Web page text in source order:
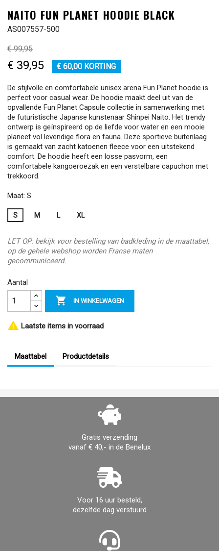
NAITO FUN PLANET HOODIE BLACK
AS007557-500
€ 99,95
€ 39,95 € 60,00 KORTING
De stijlvolle en comfortabele unisex arena Fun Planet hoodie is
perfect voor casual wear. De hoodie maakt deel uit van de
opvallende Fun Planet Capsule collectie in samenwerking met
de futuristische Japanse kunstenaar Shinpei Naito. Het trendy
ontwerp is geïnspireerd op de liefde voor water en een mooie
planeet vol levendige flora en fauna. Deze sportieve buitenlaag
is gemaakt van zacht katoenen fleece voor een uitstekend
comfort. De hoodie heeft een losse pasvorm, een
comfortabele kangoeroezak en een verstelbare capuchon met
trekkoord.
Maat: S
S M L XL
LET OP: bekijk voor bestelling van badkleding in de maattabel,
op de gehele webshop worden Franse maten
gecommuniceerd.
Aantal
 IN WINKELWAGEN
 Laatste items in voorraad
Maattabel Productdetails
Gratis verzending
vanaf € 40,- in de Benelux
Voor 16 uur besteld,
dezelfde dag verstuurd